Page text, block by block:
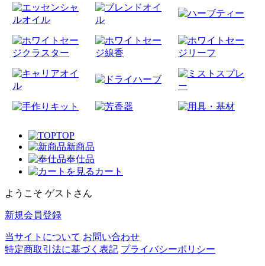
TOP
新商品
奉仕品
カート
ようこそ ゲストさん
新規会員登録
当サイトについて お問い合わせ
特定商取引法に基づく表記 プライバシーポリシー